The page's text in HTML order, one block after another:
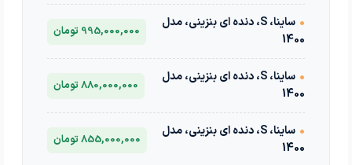
•
ساینا، S، دنده ای بنزینی، مدل
1400
995,000,000 تومان
•
ساینا، S، دنده ای بنزینی، مدل
1400
880,000,000 تومان
•
ساینا، S، دنده ای بنزینی، مدل
1400
855,000,000 تومان